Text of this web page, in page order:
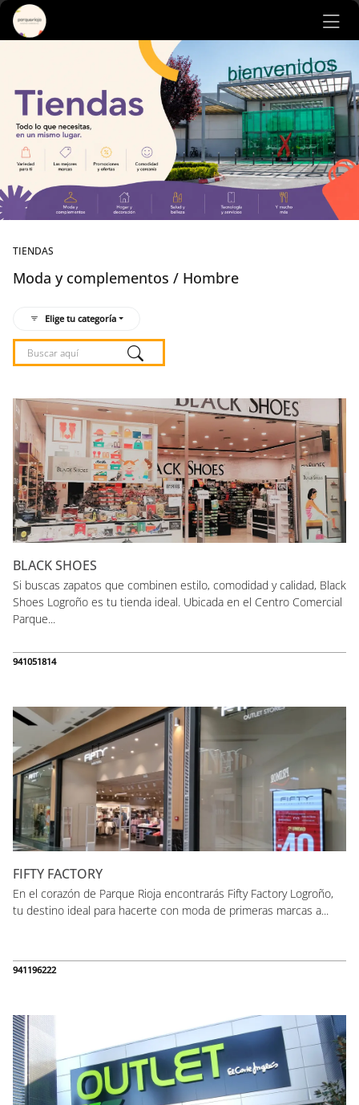
Ir al contenido principal
TIENDAS
Moda y complementos / Hombre
Elige tu categoría
Listado de locales
BLACK SHOES
Si buscas zapatos que combinen estilo, comodidad y calidad, Black
Shoes Logroño es tu tienda ideal. Ubicada en el Centro Comercial
Parque...
941051814
FIFTY FACTORY
En el corazón de Parque Rioja encontrarás Fifty Factory Logroño,
tu destino ideal para hacerte con moda de primeras marcas a...
941196222